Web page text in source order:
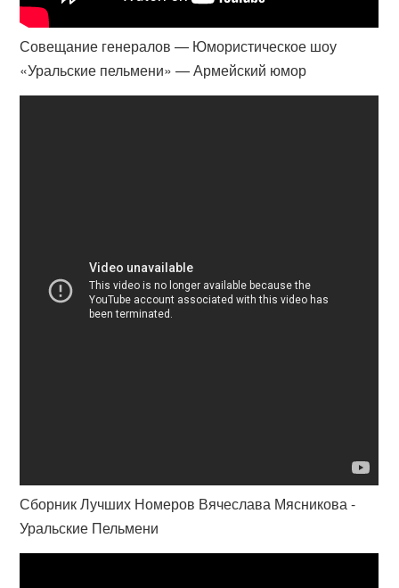
Совещание генералов — Юмористическое шоу
«Уральские пельмени» — Армейский юмор
Сборник Лучших Номеров Вячеслава Мясникова -
Уральские Пельмени